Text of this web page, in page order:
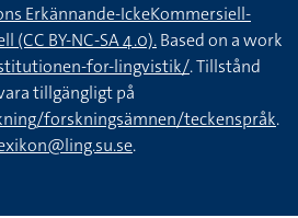
brudar och snygga bilar.
Erkännande-IckeKommersiell-
(CC BY-NC-SA 4.0).Based on a work
for-lingvistik/. Tillstånd
tillgängligt på
forskningsämnen/teckenspråk.
.